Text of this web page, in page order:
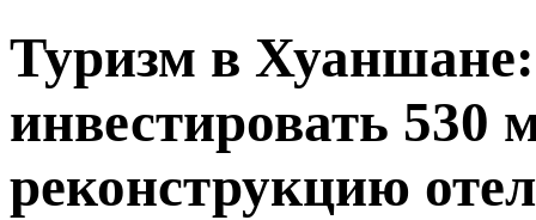
Туризм в
инвестировать 530
реконструкцию